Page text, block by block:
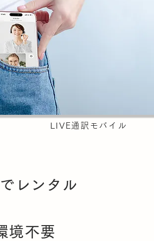
LIVE通訳モバイル
レンタル
境不要